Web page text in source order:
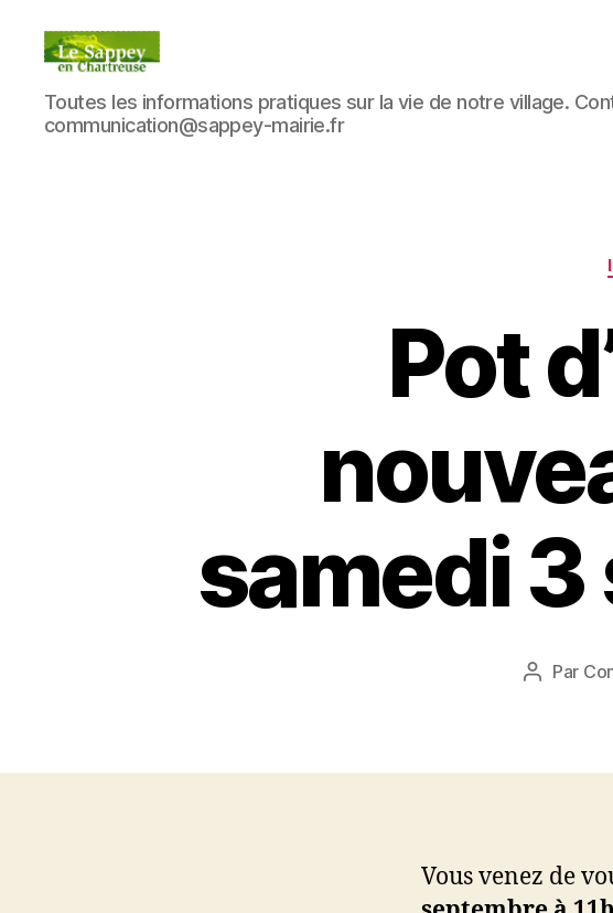
Blog
du
sappey
Toutes les informations pratiques sur la vie de notre village.
communication@sappey-mairie.fr
Pot
samedi 3
Auteur
Par
Vous venez de